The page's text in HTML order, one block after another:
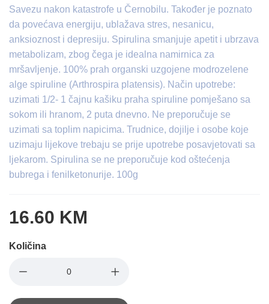
Savezu nakon katastrofe u Černobilu. Također je poznato
da povećava energiju, ublažava stres, nesanicu,
anksioznost i depresiju. Spirulina smanjuje apetit i ubrzava
metabolizam, zbog čega je idealna namirnica za
mršavljenje. 100% prah organski uzgojene modrozelene
alge spiruline (Arthrospira platensis). Način upotrebe:
uzimati 1/2- 1 čajnu kašiku praha spiruline pomješano sa
sokom ili hranom, 2 puta dnevno. Ne preporučuje se
uzimati sa toplim napicima. Trudnice, dojilje i osobe koje
uzimaju lijekove trebaju se prije upotrebe posavjetovati sa
ljekarom. Spirulina se ne preporučuje kod oštećenja
bubrega i fenilketonurije. 100g
16.60 KM
Količina